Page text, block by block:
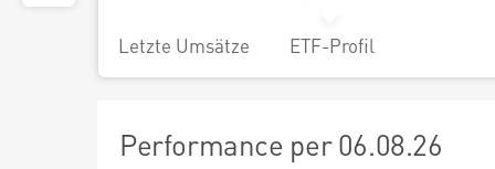
Letzte Umsätze ETF-Profil
Performance per 06.08.26